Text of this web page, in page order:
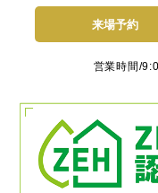
来場予約
営業時間/